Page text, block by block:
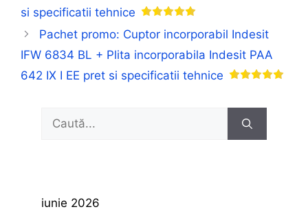
si specificatii tehnice
Pachet promo: Cuptor incorporabil Indesit
IFW 6834 BL + Plita incorporabila Indesit PAA
642 IX I EE pret si specificatii tehnice
Caută
iunie 2026